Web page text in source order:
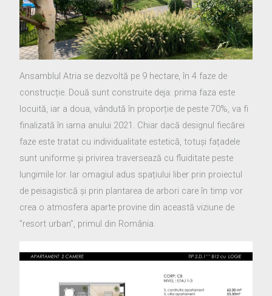
Ansamblul Atria se dezvoltă pe 9 hectare, în 4 faze de
construcție. Două sunt construite deja: prima faza este
locuită, iar a doua, vândută în proporție de peste 70%, va fi
finalizată în iarna anului 2021. Chiar dacă designul fiecărei
faze este tratat cu individualitate estetică, totuși fațadele
sunt uniforme și privirea traversează cu fluiditate peste
lungimile lor. Iar omagiul adus spațiului liber prin proiectul
de peisagistică și prin plantarea de arbori care în timp vor
crea o atmosfera aparte provine din această viziune de
”resort urban”, primul din România.